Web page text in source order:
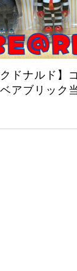
クドナルド】
ベアブリック